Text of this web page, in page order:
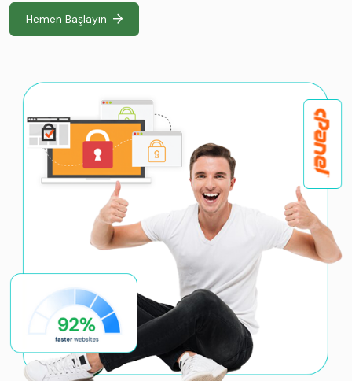
Hemen Başlayın